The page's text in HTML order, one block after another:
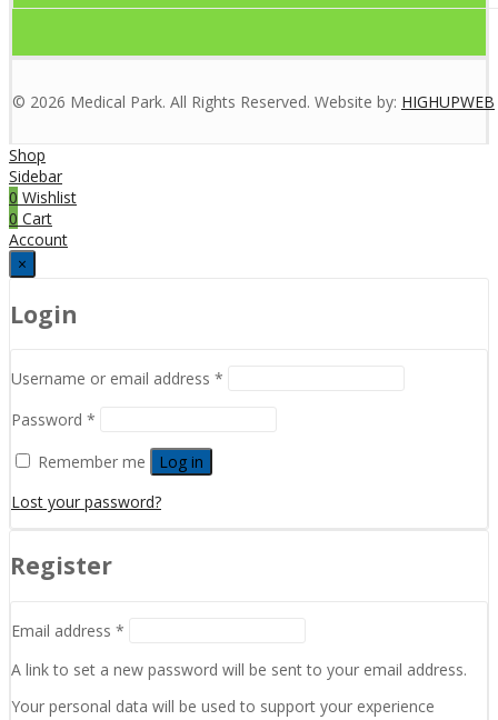
© 2026 Medical Park. All Rights Reserved. Website by: HIGHUPWEB
Shop
Sidebar
0 Wishlist
0 Cart
Account
×
Login
Username or email address *
Password *
Remember me
Log in
Lost your password?
Register
Email address *
A link to set a new password will be sent to your email address.
Your personal data will be used to support your experience